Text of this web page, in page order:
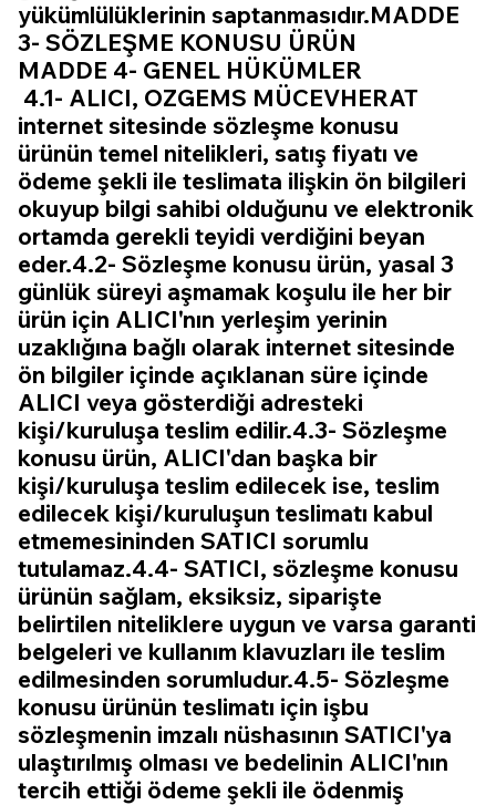
yükümlülüklerinin saptanmasıdır.MADDE
3- SÖZLEŞME KONUSU ÜRÜN
MADDE 4- GENEL HÜKÜMLER
4.1- ALICI, OZGEMS MÜCEVHERAT
internet sitesinde sözleşme konusu
ürünün temel nitelikleri, satış fiyatı ve
ödeme şekli ile teslimata ilişkin ön bilgileri
okuyup bilgi sahibi olduğunu ve elektronik
ortamda gerekli teyidi verdiğini beyan
eder.4.2- Sözleşme konusu ürün, yasal 3
günlük süreyi aşmamak koşulu ile her bir
ürün için ALICI'nın yerleşim yerinin
uzaklığına bağlı olarak internet sitesinde
ön bilgiler içinde açıklanan süre içinde
ALICI veya gösterdiği adresteki
kişi/kuruluşa teslim edilir.4.3- Sözleşme
konusu ürün, ALICI'dan başka bir
kişi/kuruluşa teslim edilecek ise, teslim
edilecek kişi/kuruluşun teslimatı kabul
etmemesininden SATICI sorumlu
tutulamaz.4.4- SATICI, sözleşme konusu
ürünün sağlam, eksiksiz, siparişte
belirtilen niteliklere uygun ve varsa garanti
belgeleri ve kullanım klavuzları ile teslim
edilmesinden sorumludur.4.5- Sözleşme
konusu ürünün teslimatı için işbu
sözleşmenin imzalı nüshasının SATICI'ya
ulaştırılmış olması ve bedelinin ALICI'nın
tercih ettiği ödeme şekli ile ödenmiş